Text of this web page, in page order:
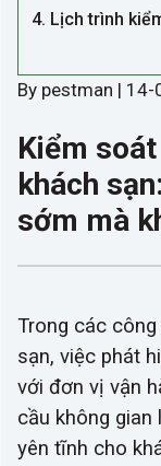
4. Lịch trình
By pestman |
Kiểm
khách
sớm mà
Trong các
sạn, việc phát
với đơn vị vận
cầu không
yên tĩnh cho